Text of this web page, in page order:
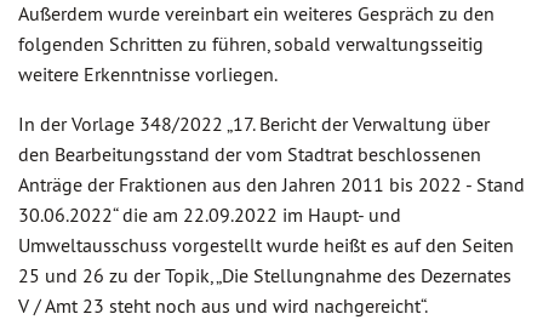
Außerdem wurde vereinbart ein weiteres Gespräch zu den
folgenden Schritten zu führen, sobald verwaltungsseitig
weitere Erkenntnisse vorliegen.
In der Vorlage 348/2022 „17. Bericht der Verwaltung über
den Bearbeitungsstand der vom Stadtrat beschlossenen
Anträge der Fraktionen aus den Jahren 2011 bis 2022 - Stand
30.06.2022“ die am 22.09.2022 im Haupt- und
Umweltausschuss vorgestellt wurde heißt es auf den Seiten
25 und 26 zu der Topik, „Die Stellungnahme des Dezernates
V / Amt 23 steht noch aus und wird nachgereicht“.